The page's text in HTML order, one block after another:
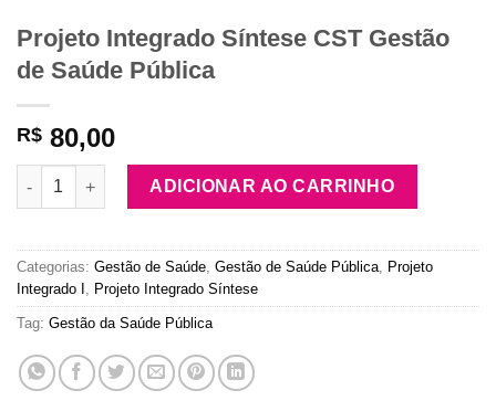
Projeto Integrado Síntese CST Gestão
de Saúde Pública
R$ 80,00
Projeto Integrado Síntese CST Gestão de Saúde Pública
ADICIONAR AO CARRINHO
Categorias: Gestão de Saúde, Gestão de Saúde Pública, Projeto
Integrado I , Projeto Integrado Síntese
Tag: Gestão da Saúde Pública